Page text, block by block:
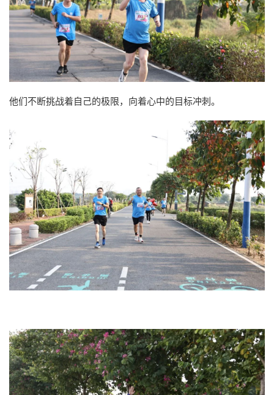
他们不断挑战着自己的极限，向着心中的目标冲刺。